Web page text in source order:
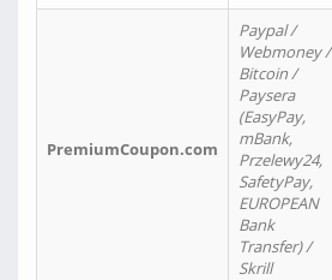
PremiumCoupon.com
Paypal /
Webmoney /
Bitcoin /
Paysera
(EasyPay,
mBank,
Przelewy24,
SafetyPay,
EUROPEAN
Bank
Transfer) /
Skrill